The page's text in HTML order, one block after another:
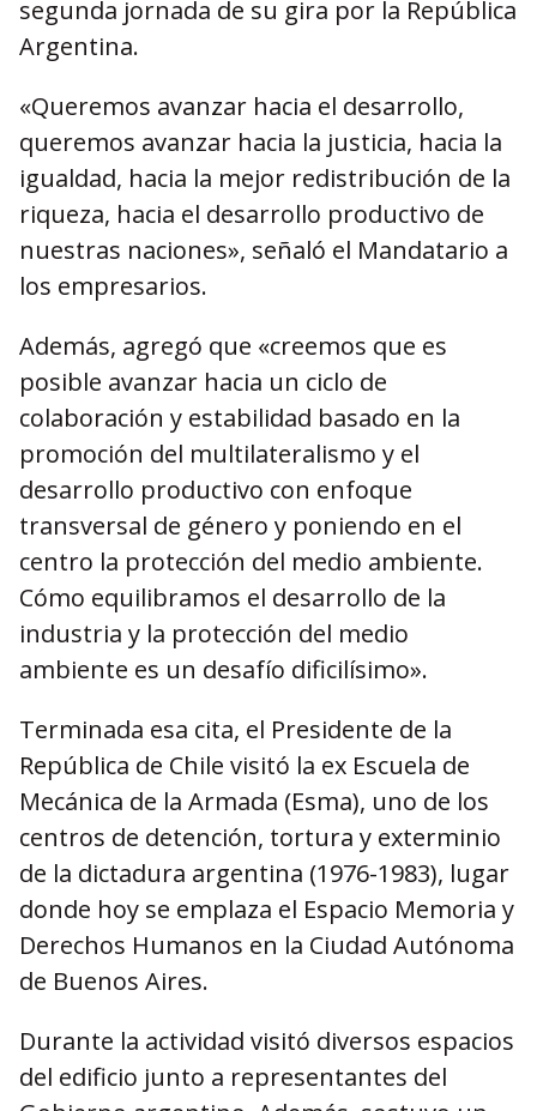
segunda jornada de su gira por la República
Argentina.
«Queremos avanzar hacia el desarrollo,
queremos avanzar hacia la justicia, hacia la
igualdad, hacia la mejor redistribución de la
riqueza, hacia el desarrollo productivo de
nuestras naciones», señaló el Mandatario a
los empresarios.
Además, agregó que «creemos que es
posible avanzar hacia un ciclo de
colaboración y estabilidad basado en la
promoción del multilateralismo y el
desarrollo productivo con enfoque
transversal de género y poniendo en el
centro la protección del medio ambiente.
Cómo equilibramos el desarrollo de la
industria y la protección del medio
ambiente es un desafío dificilísimo».
Terminada esa cita, el Presidente de la
República de Chile visitó la ex Escuela de
Mecánica de la Armada (Esma), uno de los
centros de detención, tortura y exterminio
de la dictadura argentina (1976-1983), lugar
donde hoy se emplaza el Espacio Memoria y
Derechos Humanos en la Ciudad Autónoma
de Buenos Aires.
Durante la actividad visitó diversos espacios
del edificio junto a representantes del